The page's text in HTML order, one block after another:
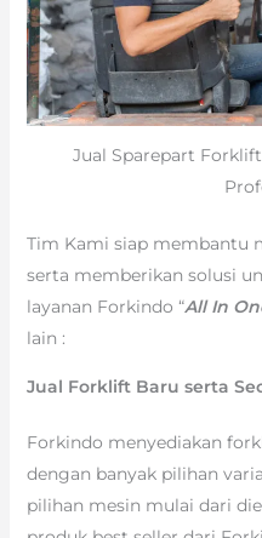
Jual Sparepart
Tim Kami siap membantu
serta memberikan solusi
layanan Forkindo “All In
lain :
Jual Forklift Baru serta
Forkindo menyediakan
dengan banyak pilihan
pilihan mesin mulai dari